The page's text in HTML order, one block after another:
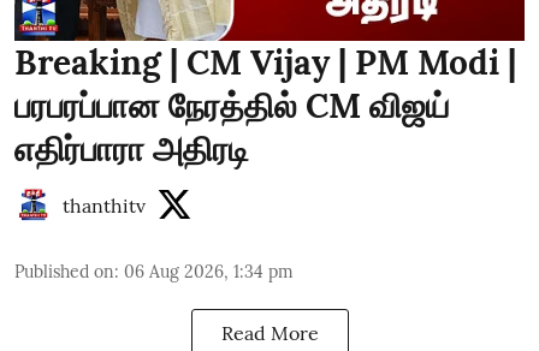
Breaking | CM Vijay | PM Modi |
பரபரப்பான நேரத்தில் CM விஜய்
எதிர்பாரா அதிரடி
thanthitv
Published on: 06 Aug 2026, 1:34 pm
Read More